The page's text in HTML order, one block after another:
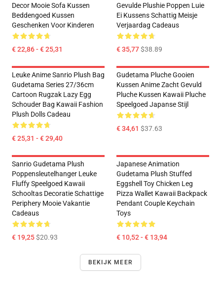
Decor Mooie Sofa Kussen
Beddengoed Kussen
Geschenken Voor Kinderen
€ 22,86 - € 25,31
Gevulde Plushie Poppen Luie
Ei Kussens Schattig Meisje
Verjaardag Cadeaus
€ 35,77$38.89
Leuke Anime Sanrio Plush Bag
Gudetama Series 27/36cm
Cartoon Rugzak Lazy Egg
Schouder Bag Kawaii Fashion
Plush Dolls Cadeau
€ 25,31 - € 29,40
Gudetama Pluche Gooien
Kussen Anime Zacht Gevuld
Pluche Kussen Kawaii Pluche
Speelgoed Japanse Stijl
€ 34,61 $37.63
Sanrio Gudetama Plush
Poppensleutelhanger Leuke
Fluffy Speelgoed Kawaii
Schooltas Decoratie Schattige
Periphery Mooie Vakantie
Cadeaus
€ 19,25$20.93
Japanese Animation
Gudetama Plush Stuffed
Eggshell Toy Chicken Leg
Pizza Wallet Kawaii Backpack
Pendant Couple Keychain
Toys
€ 10,52 - € 13,94
BEKIJK MEER